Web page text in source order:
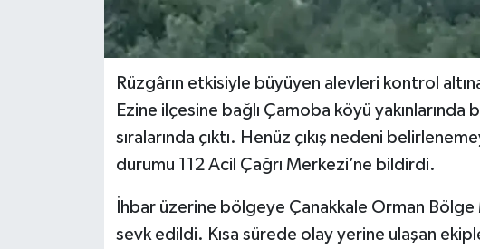
Rüzgârın etkisiyle büyüyen alevleri kontrol
Ezine ilçesine bağlı Çamoba köyü
sıralarında çıktı. Henüz çıkış nedeni
durumu 112 Acil Çağrı Merkezi’ne bildirdi.
İhbar üzerine bölgeye Çanakkale Orman Bölge
sevk edildi. Kısa sürede olay yerine ulaşan